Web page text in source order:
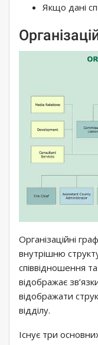
Якщо дані
Організаційні
внутрішню
співвідношення
відображає
відображати
відділу.
Існує три